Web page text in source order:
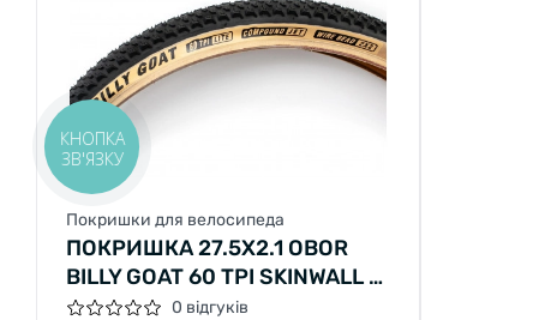
Покришки для велосипеда
ПОКРИШКА 27.5X2.1 OBOR
BILLY GOAT 60 TPI SKINWALL З
БЕЖЕВОЮ БОКОВИНОЮ
0 відгуків
КНОПКА
ЗВ'ЯЗКУ